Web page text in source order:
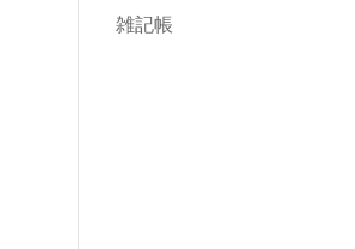
雑記帳